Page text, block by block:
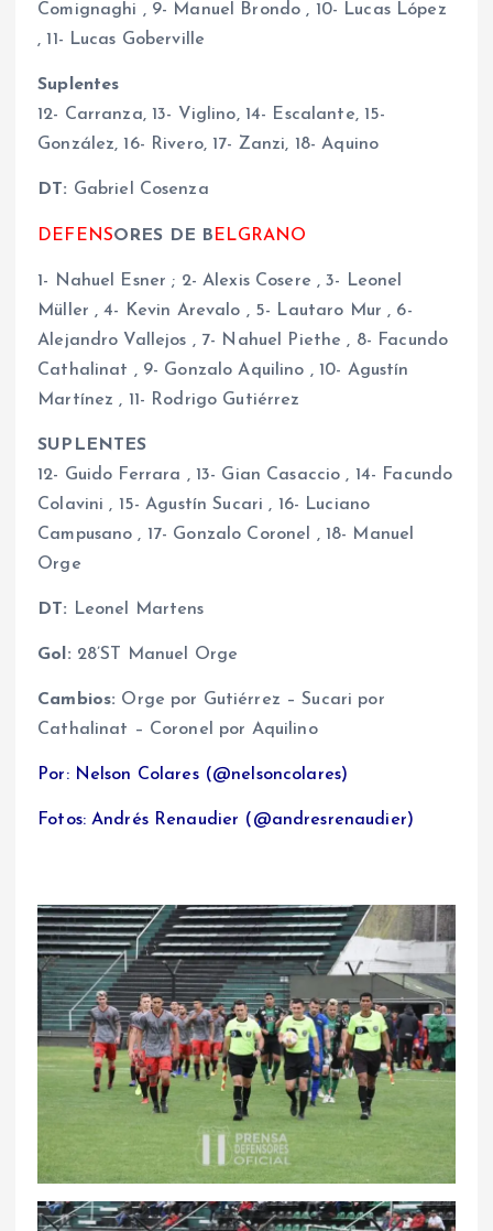
Comignaghi , 9- Manuel Brondo , 10- Lucas López
, 11- Lucas Goberville
Suplentes
12- Carranza, 13- Viglino, 14- Escalante, 15-
González, 16- Rivero, 17- Zanzi, 18- Aquino
DT: Gabriel Cosenza
DEFENSORES DE B ELGRANO
1- Nahuel Esner ; 2- Alexis Cosere , 3- Leonel
Müller , 4- Kevin Arevalo , 5- Lautaro Mur , 6-
Alejandro Vallejos , 7- Nahuel Piethe , 8- Facundo
Cathalinat , 9- Gonzalo Aquilino , 10- Agustín
Martínez , 11- Rodrigo Gutiérrez
SUPLENTES
12- Guido Ferrara , 13- Gian Casaccio , 14- Facundo
Colavini , 15- Agustín Sucari , 16- Luciano
Campusano , 17- Gonzalo Coronel , 18- Manuel
Orge
DT: Leonel Martens
Gol: 28’ST Manuel Orge
Cambios: Orge por Gutiérrez – Sucari por
Cathalinat – Coronel por Aquilino
Por: Nelson Colares (@nelsoncolares)
Fotos: Andrés Renaudier (@andresrenaudier)